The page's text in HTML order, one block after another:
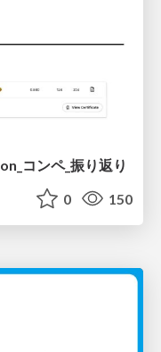
コンペ_振り返り
0 150